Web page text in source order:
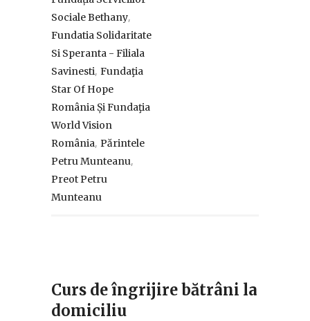
Sociale Bethany,
Fundatia Solidaritate
Si Speranta - Filiala
Savinesti, Fundaţia
Star Of Hope
România Și Fundaţia
World Vision
România, Părintele
Petru Munteanu,
Preot Petru
Munteanu
Curs de îngrijire bătrâni la
domiciliu